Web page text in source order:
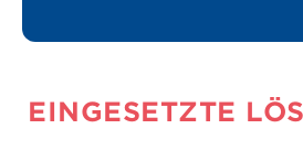
EINGESETZTE